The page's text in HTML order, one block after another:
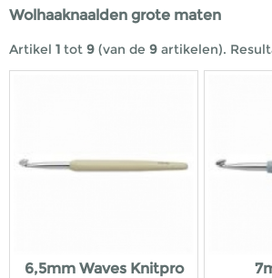
Wolhaaknaalden grote maten
Artikel 1 tot 9 (van de 9 artikelen).
6,5mm Waves Knitpro